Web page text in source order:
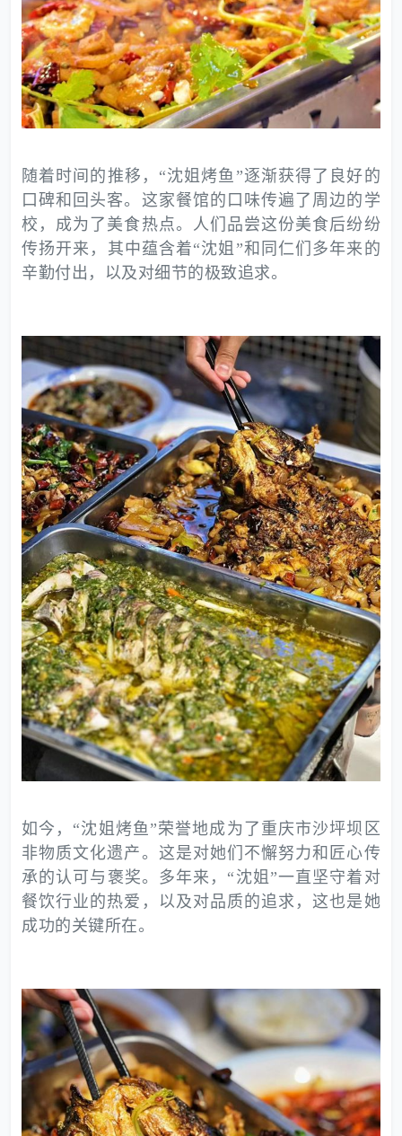
随着时间的推移，“沈姐烤鱼”逐渐获得了良好的
口碑和回头客。这家餐馆的口味传遍了周边的学
校，成为了美食热点。人们品尝这份美食后纷纷
传扬开来，其中蕴含着“沈姐”和同仁们多年来的
辛勤付出，以及对细节的极致追求。
如今，“沈姐烤鱼”荣誉地成为了重庆市沙坪坝区
非物质文化遗产。这是对她们不懈努力和匠心传
承的认可与褒奖。多年来，“沈姐”一直坚守着对
餐饮行业的热爱，以及对品质的追求，这也是她
成功的关键所在。